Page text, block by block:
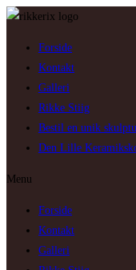
Skip
Forside
Kontakt
Galleri
Rikke Stiig
Bestil en unik
Den Lille
Menu
Forside
Kontakt
Galleri